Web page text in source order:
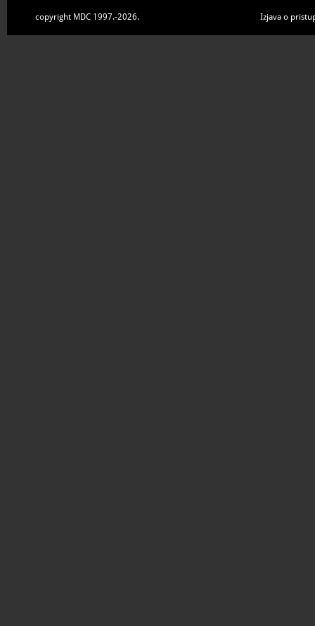
copyright MDC 1997.-2026. Izjava o